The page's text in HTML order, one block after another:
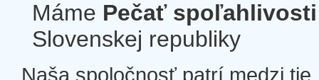
Máme Pečať spoľahlivosti
Slovenskej republiky
Naša spoločnosť patrí medzi